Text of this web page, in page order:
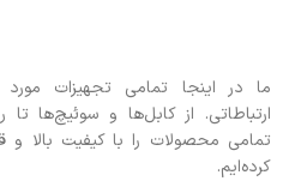
ما در اینجا تمامی تجهیزات مورد
ارتباطاتی. از کابل‌ها و سوئیچ‌ها تا
تمامی محصولات را با کیفیت بالا
کرده‌ایم.